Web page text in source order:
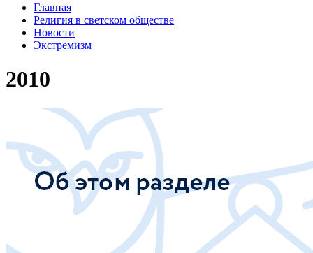
Главная
Религия в светском обществе
Новости
Экстремизм
2010